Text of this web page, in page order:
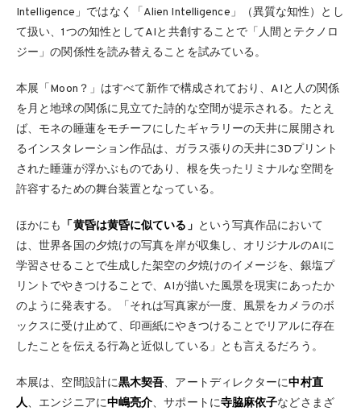
Intelligence」ではなく「Alien Intelligence」（異質な知性）とし
て扱い、1つの知性としてAIと共創することで「⼈間とテクノロ
ジー」の関係性を読み替えることを試みている。
本展「Moon？」はすべて新作で構成されており、AIと⼈の関係
を⽉と地球の関係に見立てた詩的な空間が提示される。たとえ
ば、モネの睡蓮をモチーフにしたギャラリーの天井に展開され
るインスタレーション作品は、ガラス張りの天井に3Dプリント
された睡蓮が浮かぶものであり、根を失ったリミナルな空間を
許容するための舞台装置となっている。
ほかにも 「黄昏は黄昏に似ている」 という写真作品において
は、世界各国の⼣焼けの写真を岸が収集し、オリジナルのAIに
学習させることで⽣成した架空の⼣焼けのイメージを、銀塩プ
リントでやきつけることで、AIが描いた⾵景を現実にあったか
のように発表する。「それは写真家が⼀度、⾵景をカメラのボ
ックスに受け⽌めて、印画紙にやきつけることでリアルに存在
したことを伝える行為と近似している」とも言えるだろう。
本展は、空間設計に黒木契吾、アートディレクターに中村直
人、エンジニアに中嶋亮介、サポートに寺脇麻依子などさまざ